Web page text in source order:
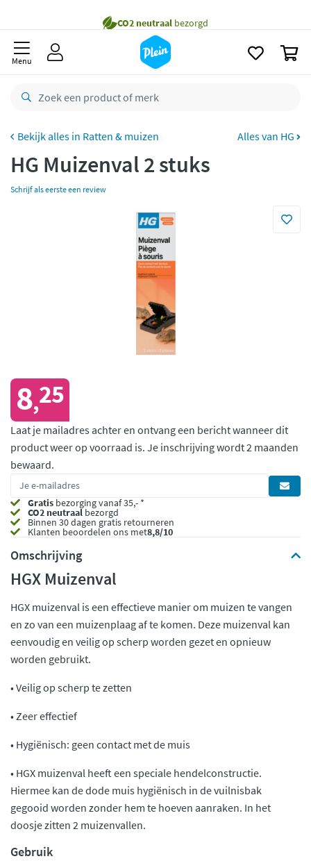
Bestelling uiterlijkzaterdag
Gratisretourneren
Betaal met Klarna
Menu
Ratten & muizen Alles van HG
HG Muizenval 2 stuks
Schrijf als eerste een review
8,25
Laat je mailadres achter en ontvang een bericht wanneer dit
product weer op voorraad is. Je inschrijving wordt 2 maanden
bewaard.
Gratis bezorging vanaf 35,- *
CO2 neutraalbezorgd
Binnen 30 dagen gratis retourneren
Klanten beoordelen ons met8,8/10
Omschrijving
HGX Muizenval
HGX muizenval is een effectieve manier om muizen te vangen
en zo van een muizenplaag af te komen. Deze muizenval kan
eenvoudig en veilig op scherp worden gezet en opnieuw
worden gebruikt.
• Veilig op scherp te zetten
• Zeer effectief
• Hygiënisch: geen contact met de muis
• HGX muizenval heeft een speciale hendelconstructie.
Hiermee kan de dode muis hygiënisch in de vuilnisbak
gegooid worden zonder hem te hoeven aanraken. In het
doosje zitten 2 muizenvallen.
Gebruik